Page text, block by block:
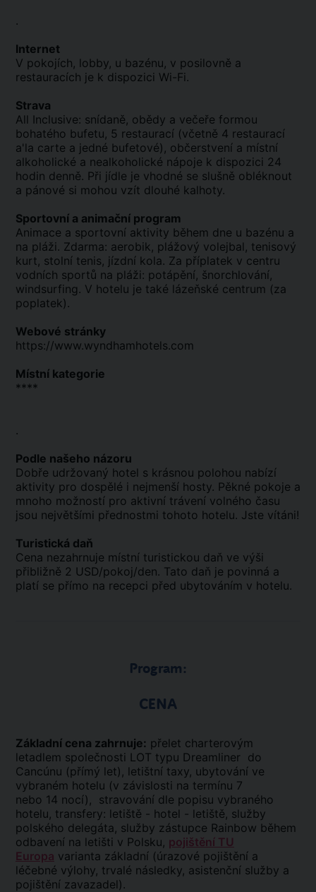
.
Internet
V pokojích, lobby, u bazénu, v posilovně a
restauracích je k dispozici Wi-Fi.
Strava
All Inclusive: snídaně, obědy a večeře formou
bohatého bufetu, 5 restaurací (včetně 4 restaurací
a'la carte a jedné bufetové), občerstvení a místní
alkoholické a nealkoholické nápoje k dispozici 24
hodin denně. Při jídle je vhodné se slušně obléknout
a pánové si mohou vzít dlouhé kalhoty.
Sportovní a animační program
Animace a sportovní aktivity během dne u bazénu a
na pláži. Zdarma: aerobik, plážový volejbal, tenisový
kurt, stolní tenis, jízdní kola. Za příplatek v centru
vodních sportů na pláži: potápění, šnorchlování,
windsurfing. V hotelu je také lázeňské centrum (za
poplatek).
Webové stránky
https://www.wyndhamhotels.com
Místní kategorie
****
.
Podle našeho názoru
Dobře udržovaný hotel s krásnou polohou nabízí
aktivity pro dospělé i nejmenší hosty. Pěkné pokoje a
mnoho možností pro aktivní trávení volného času
jsou největšími přednostmi tohoto hotelu. Jste vítáni!
Turistická daň
Cena nezahrnuje místní turistickou daň ve výši
přibližně 2 USD/pokoj/den. Tato daň je povinná a
platí se přímo na recepci před ubytováním v hotelu.
Program:
CENA
Základní cena zahrnuje: přelet charterovým
letadlem společnosti LOT typu Dreamliner do
Cancúnu (přímý let), letištní taxy, ubytování ve
vybraném hotelu (v závislosti na termínu 7
nebo 14 nocí), stravování dle popisu vybraného
hotelu, transfery: letiště - hotel - letiště, služby
polského delegáta, služby zástupce Rainbow během
odbavení na letišti v Polsku, pojištění TU
Europa varianta základní (úrazové pojištění a
léčebné výlohy, trvalé následky, asistenční služby a
pojištění zavazadel).